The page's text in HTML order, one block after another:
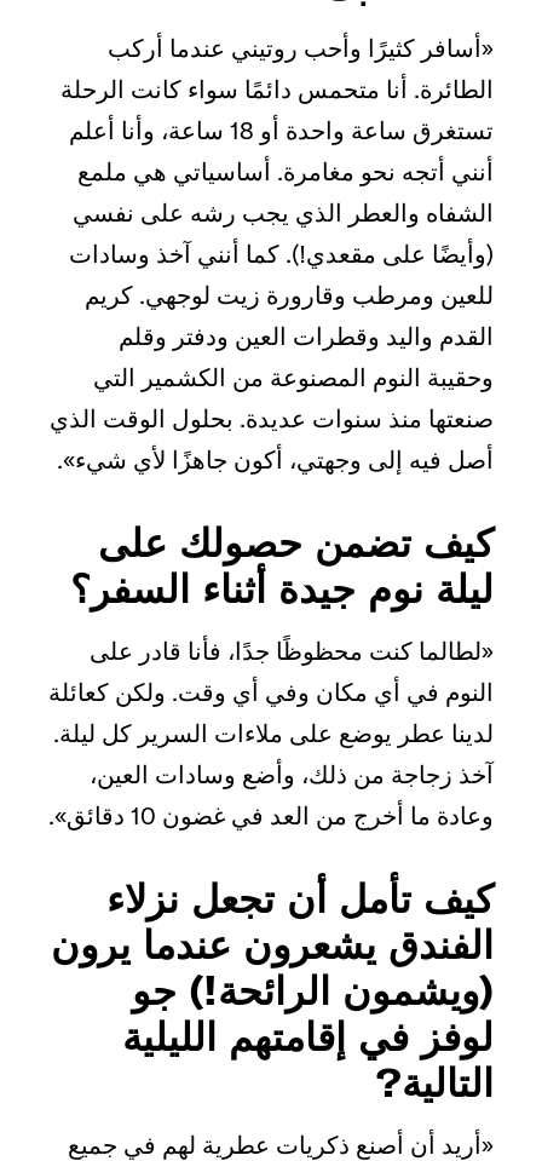
«أسافر كثيرًا وأحب روتيني عندما أركب
الطائرة. أنا متحمس دائمًا سواء كانت الرحلة
تستغرق ساعة واحدة أو 18 ساعة، وأنا أعلم
أنني أتجه نحو مغامرة. أساسياتي هي ملمع
الشفاه والعطر الذي يجب رشه على نفسي
(وأيضًا على مقعدي!). كما أنني آخذ وسادات
للعين ومرطب وقارورة زيت لوجهي. كريم
القدم واليد وقطرات العين ودفتر وقلم
وحقيبة النوم المصنوعة من الكشمير التي
صنعتها منذ سنوات عديدة. بحلول الوقت الذي
أصل فيه إلى وجهتي، أكون جاهزًا لأي شيء».
كيف تضمن حصولك على
ليلة نوم جيدة أثناء السفر؟
«لطالما كنت محظوظًا جدًا، فأنا قادر على
النوم في أي مكان وفي أي وقت. ولكن كعائلة
لدينا عطر يوضع على ملاءات السرير كل ليلة.
آخذ زجاجة من ذلك، وأضع وسادات العين،
وعادة ما أخرج من العد في غضون 10 دقائق».
كيف تأمل أن تجعل نزلاء
الفندق يشعرون عندما يرون
(ويشمون الرائحة!) جو
لوفز في إقامتهم الليلية
التالية?
«أريد أن أصنع ذكريات عطرية لهم في جميع